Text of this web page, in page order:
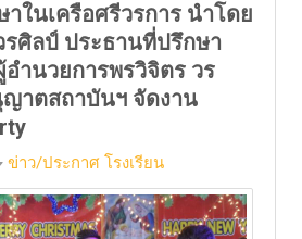
ในเครือศรีวรการ นำโดย
ศิลป์ ประธานที่ปรึกษา
ำนวยการพรวิจิตร วร
าตสถาบันฯ จัดงาน
ข่าว/ประกาศ โรงเรียน